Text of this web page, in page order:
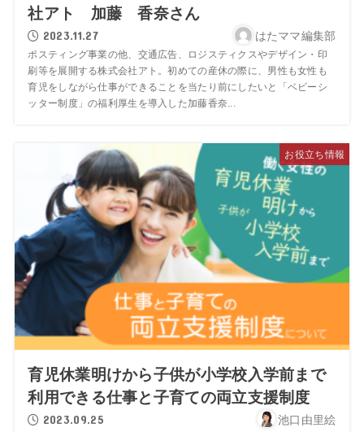
社アト 加藤 香奈さん
2023.11.27 はたママ編集部
ポスティング事業の他、交通広告、ロジスティクスやデザイン・印
刷等を展開する株式会社アト。初めての産休の際に、男性も女性も
育児をしながら仕事ができることを当たり前にしたいと「ベビーシ
ッター制度」の福利厚生を導入した加藤香奈...
お役立ち情報
育児休業明けから子供が小学校入学前まで
利用できる仕事と子育ての両立支援制度
2023.09.25 池口由里絵